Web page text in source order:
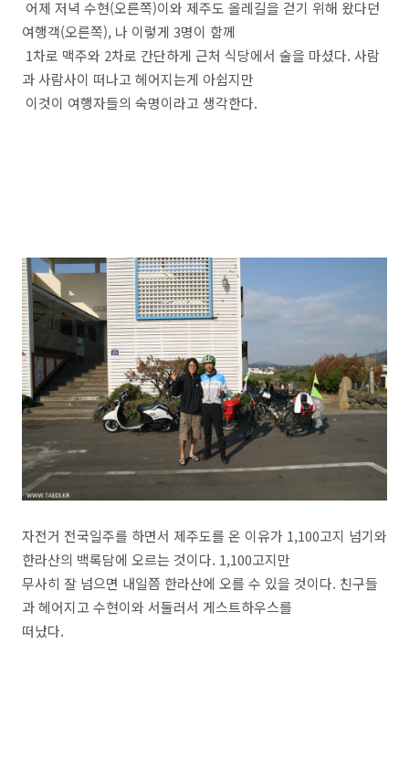
어제 저녁 수현(오른쪽)이와 제주도 올레길을 걷기 위해 왔다던
여행객(오른쪽), 나 이렇게 3명이 함께
1차로 맥주와 2차로 간단하게 근처 식당에서 술을 마셨다. 사람
과 사람사이 떠나고 헤어지는게 아쉽지만
이것이 여행자들의 숙명이라고 생각한다.
자전거 전국일주를 하면서 제주도를 온 이유가 1,100고지 넘기와
한라산의 백록담에 오르는 것이다. 1,100고지만
무사히 잘 넘으면 내일쯤 한라산에 오를 수 있을 것이다. 친구들
과 헤어지고 수현이와 서둘러서 게스트하우스를
떠났다.